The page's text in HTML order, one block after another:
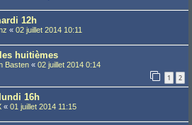
12h
« 02 juillet 2014 10:11
huitièmes
Basten « 02 juillet 2014 0:14
1 2
16h
« 01 juillet 2014 11:15